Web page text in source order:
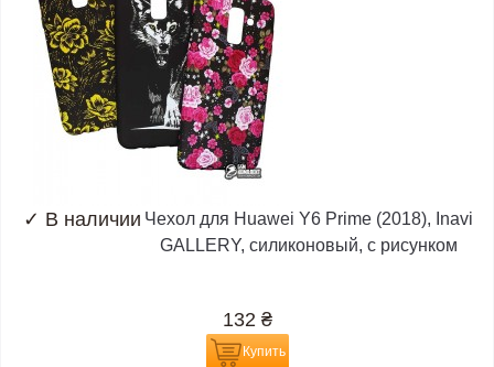
✓ В наличии Чехол для Huawei Y6 Prime (2018), Inavi
GALLERY, силиконовый, с рисунком
132 ₴
Купить